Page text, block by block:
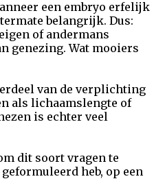
een embryo erfelijk
belangrijk. Dus:
of andermans
genezing. Wat mooiers
van de verplichting
als lichaamslengte of
is echter veel
dit soort vragen te
heb, op een